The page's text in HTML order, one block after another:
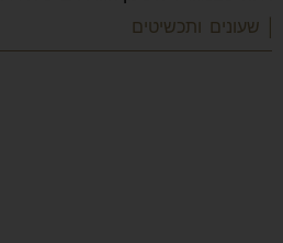
| שעונים ותכשיטים